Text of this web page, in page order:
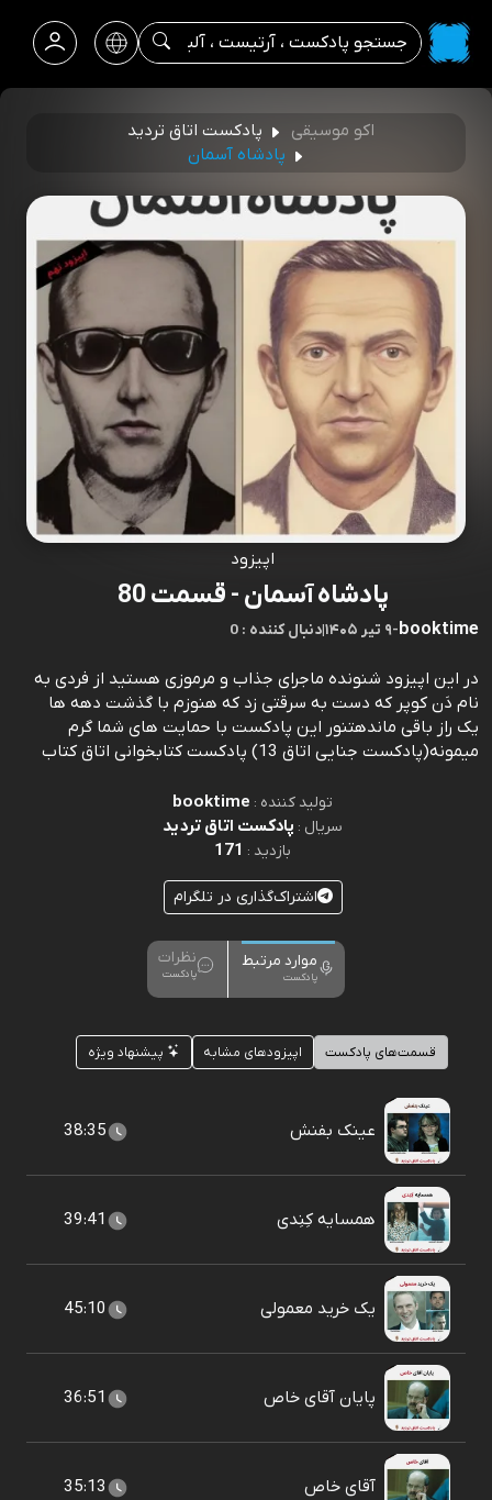
اکو موسیقی
پادکست اتاق تردید
پادشاه آسمان
اپیزود
پادشاه آسمان - قسمت 80
booktime
-۹ تیر ۱۴۰۵ |0 : دنبال کننده
در این اپیزود شنونده ماجرای جذاب و مرموزی هستید از فردی به
نام دَن کوپر که دست به سرقتی زد که هنوزم با گذشت دهه ها
یک راز باقی ماندهتنور این پادکست با حمایت های شما گرم
میمونه(پادکست جنایی اتاق 13) پادکست کتابخوانی اتاق کتاب
تولید کننده : booktime
سریال : پادکست اتاق تردید
بازدید : 171
اشتراک‌گذاری در تلگرام
موارد مرتبط
پادکست
نظرات
پادکست
قسمت‌های پادکست اپیزودهای مشابه پیشنهاد ویژه
عینک بفنش 38:35
همسایه کِنِدی 39:41
یک خرید معمولی 45:10
پایان آقای خاص 36:51
آقای خاص 35:13